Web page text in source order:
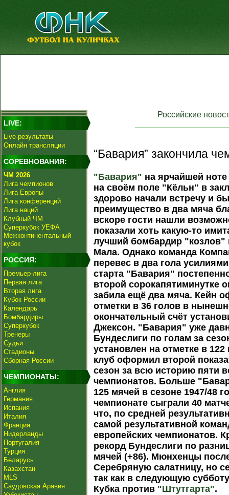
LIVE:
Live-результаты
Онлайн трансляции
СОРЕВНОВАНИЯ:
ЧМ 2026
Лига чемпионов
Лига Европы
Лига конференций
Лига наций
Клубный ЧМ
Суперкубок УЕФА
Межконтинентальный
кубок
РОССИЯ:
Премьер-лига
Первая лига
Вторая лига
Кубок России
Календарь
Бомбардиры
Суперкубок
Тренеры
Судьи
Стадионы
Сборная России
ЧЕМПИОНАТЫ:
Англия
Германия
Испания
Италия
Франция
Нидерланды
Португалия
Турция
Беларусь
Казахстан
MLS
Саудовская Аравия
Российские
“Бавария” закончила
"Бавария" на ярчайшей
на своём поле "Кёльн" в
здорово начали встречу и
преимущество в два мяча
вскоре гости нашли
показали хоть какую-то
лучший бомбардир
Мала. Однако команда
перевес в два гола
старта "Бавария"
второй сорокапятиминутке
забила ещё два мяча. Кейн
отметки в 36 голов в
окончательный счёт
Джексон. "Бавария" уже
Бундеслиги по голам за
установлен на отметке в
клуб оформил второй
сезон за всю историю пяти
чемпионатов. Больше
125 мячей в сезоне 1947/48
чемпионате сыграли 40
что, по средней
самой результативной
европейских чемпионатов.
рекорд Бундеслиги по
мячей (+86). Мюнхенцы
Серебряную салатницу, но
так как в следующую
Кубка против "Штутгарта".